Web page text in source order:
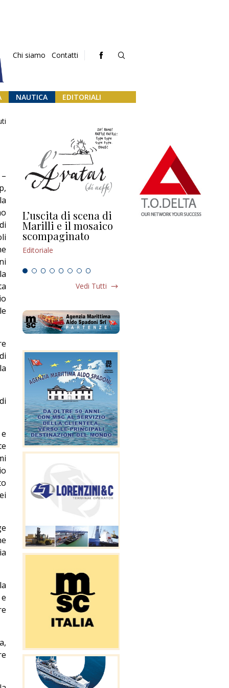
Chi siamo Contatti
NAUTICA EDITORIALI
L’uscita di scena di
Marilli e il mosaico
scompaginato
Editoriale
Darsena a Europa,
Vedi Tutti